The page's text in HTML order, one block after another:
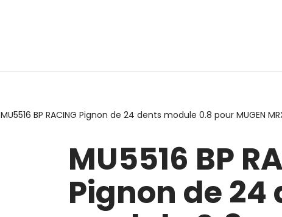
MU5516 BP RACING Pignon de 24 dents module 0.8 pour MUGEN
MU5516 BP
Pignon de 24